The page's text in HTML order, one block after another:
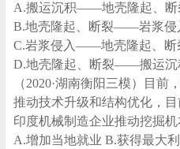
A.搬运沉积——地壳隆起、
B.地壳隆起、断裂——岩浆
C.岩浆侵入——地壳隆起、
D.地壳隆起、断裂——搬运
（2020·湖南衡阳三模）目
推动技术升级和结构优化，
印度机械制造企业推动挖掘
A.增加当地就业 B.获得最大